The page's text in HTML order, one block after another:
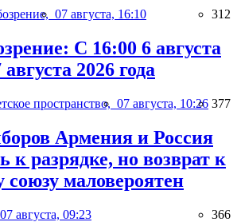
07 августа, 16:10 312
С 16:00 6 августа
2026 года
пространство, 07 августа, 10:26 377
Армения и Россия
к разрядке, но возврат к
маловероятен
07 августа, 09:23 366